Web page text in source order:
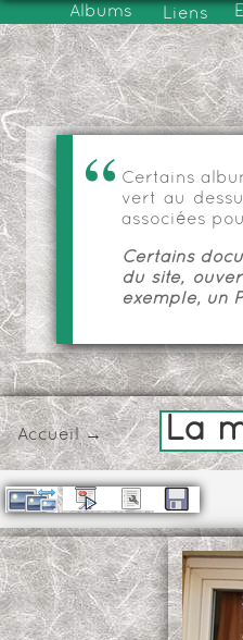
Albums Liens
Certains
vert au
associées
Certains
du site,
exemple, un
Accueil→ La